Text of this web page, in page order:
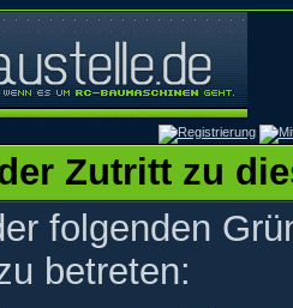
Zutritt zu
folgenden
betreten: